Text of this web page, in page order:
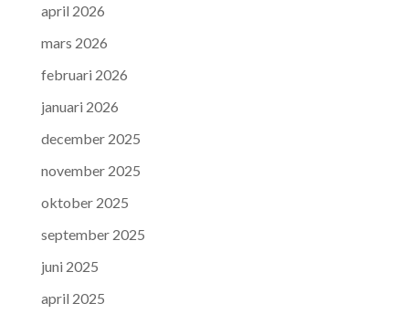
april 2026
mars 2026
februari 2026
januari 2026
december 2025
november 2025
oktober 2025
september 2025
juni 2025
april 2025